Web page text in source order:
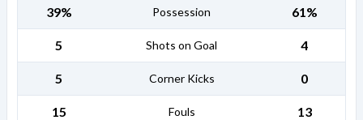
39% Possession 61%
5 Shots on Goal 4
5 Corner Kicks 0
15 Fouls 13